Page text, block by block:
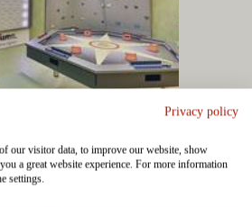
Privacy policy
our visitor data, to improve our website, show
a great website experience. For more information
settings.